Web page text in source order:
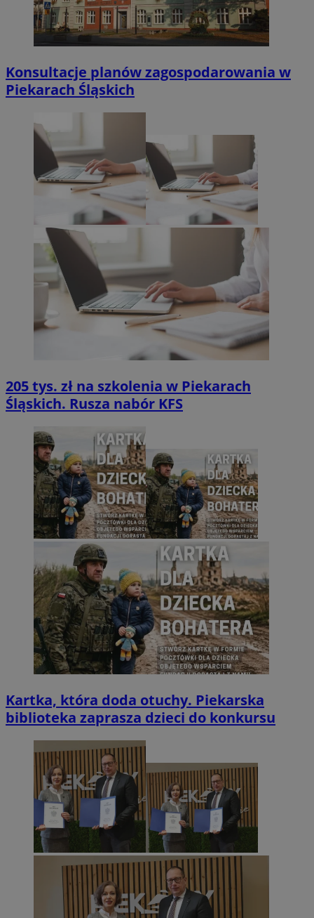
Konsultacje planów zagospodarowania w
Piekarach Śląskich
205 tys. zł na szkolenia w Piekarach
Śląskich. Rusza nabór KFS
Kartka, która doda otuchy. Piekarska
biblioteka zaprasza dzieci do konkursu